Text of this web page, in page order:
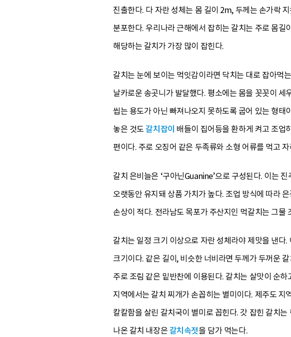
진출한다. 다 자란 성체는 몸 길이 2m, 두께는 손가락
분포한다. 우리나라 근해에서 잡히는 갈치는 주로 몸
해당하는 갈치가 가장 많이 잡힌다.
갈치는 눈에 보이는 먹잇감이라면 닥치는 대로 잡아먹
날카로운 송곳니가 발달했다. 평소에는 몸을 꼿꼿이
씹는 용도가 아닌 빠져나오지 못하도록 굽어 있는 형
놓은 것도갈치잡이 배들이 집어등을 환하게 켜고 조업
편이다. 주로 오징어 같은 두족류와 소형 어류를 먹고
갈치 은비늘은 ‘구아닌Guanine’으로 구성된다. 이는
오랫동안 유지돼 상품 가치가 높다. 조업 방식에 따라
손상이 적다. 전라남도 목포가 주산지인 먹갈치는 그
갈치는 일정 크기 이상으로 자란 성체라야 제맛을 낸
크기이다. 같은 길이, 비슷한 너비라면 두께가 두꺼운
주로 조림 같은 밑반찬에 이용된다. 갈치는 살맛이 순
지역에서는 갈치 찌개가 손꼽히는 별미이다. 제주도 지
칼칼함을 살린 갈치국이 별미로 꼽힌다. 갓 잡힌 갈치
나온 갈치 내장은갈치속젓을 담가 먹는다.